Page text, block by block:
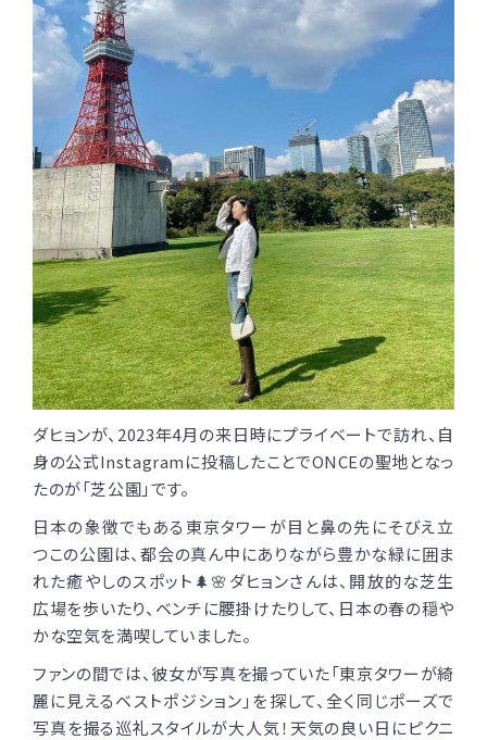
ダヒョンが、2023年4月の来日時にプライベートで訪れ、自
身の公式Instagramに投稿したことでONCEの聖地となっ
たのが「芝公園」です。
日本の象徴でもある東京タワーが目と鼻の先にそびえ立
つこの公園は、都会の真ん中にありながら豊かな緑に囲ま
れた癒やしのスポット🌲🌸ダヒョンさんは、開放的な芝生
広場を歩いたり、ベンチに腰掛けたりして、日本の春の穏や
かな空気を満喫していました。
ファンの間では、彼女が写真を撮っていた「東京タワーが綺
麗に見えるベストポジション」を探して、全く同じポーズで
写真を撮る巡礼スタイルが大人気！天気の良い日にピクニ